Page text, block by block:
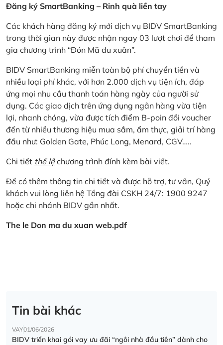
Đăng ký SmartBanking – Rinh quà liền tay
Các khách hàng đăng ký mới dịch vụ BIDV SmartBanking
trong thời gian này được nhận ngay 03 lượt chơi để tham
gia chương trình “Đón Mã du xuân”.
BIDV SmartBanking miễn toàn bộ phí chuyển tiền và
nhiều loại phí khác, với hơn 2.000 dịch vụ tiện ích, đáp
ứng mọi nhu cầu thanh toán hàng ngày của người sử
dụng. Các giao dịch trên ứng dụng ngân hàng vừa tiện
lợi, nhanh chóng, vừa được tích điểm B-poin đổi voucher
đến từ nhiều thương hiệu mua sắm, ẩm thực, giải trí hàng
đầu như: Golden Gate, Phúc Long, Menard, CGV…..
Chi tiết thể lệchương trình đính kèm bài viết.
Để có thêm thông tin chi tiết và được hỗ trợ, tư vấn, Quý
khách vui lòng liên hệ Tổng đài CSKH 24/7: 1900 9247
hoặc chi nhánh BIDV gần nhất.
The le Don ma du xuan web.pdf
Tin bài khác
VAY01/06/2026
BIDV triển khai gói vay ưu đãi “ngôi nhà đầu tiên” dành cho